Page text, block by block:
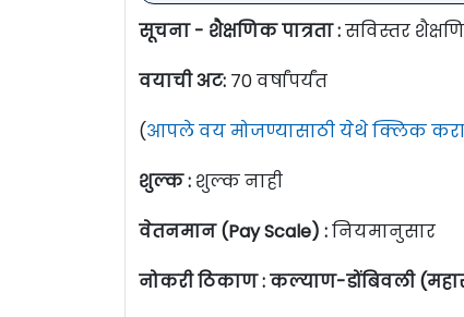
सूचना - शैक्षणिक पात्रता :सविस्तर
वयाची अट: 70 वर्षांपर्यंत
(आपले वय मोजण्यासाठी येथे क्लिक
शुल्क : शुल्क नाही
वेतनमान (Pay Scale) :नियमानुसार
नोकरी ठिकाण : कल्याण-डोंबिवली